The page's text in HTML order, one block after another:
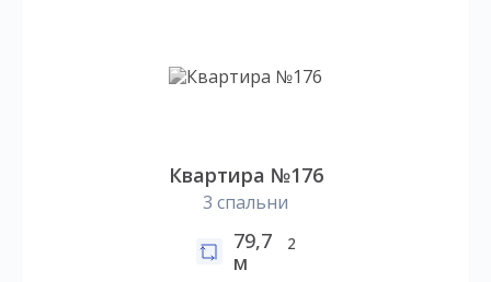
Квартира №176
3 спальни
79,7
м
2